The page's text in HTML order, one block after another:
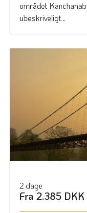
området
ubeskriveligt...
2 dage
Fra 2.385 DKK